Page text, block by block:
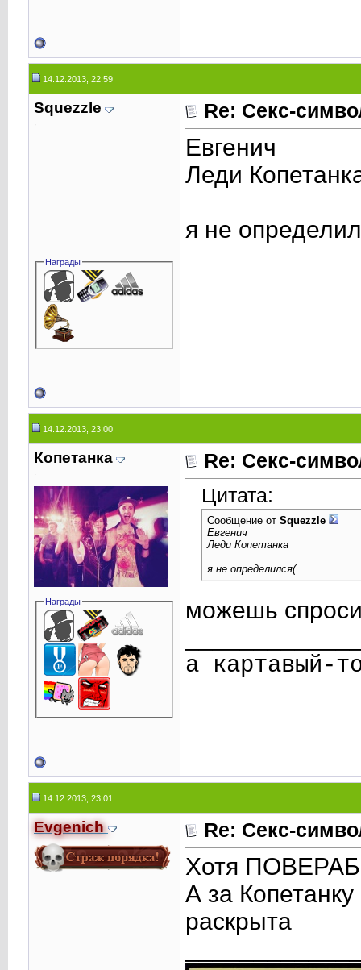
14.12.2013, 22:59
Squezzle
Награды
Re: Секс-
Евгенич
Леди
я не
14.12.2013, 23:00
Копетанка
Награды
Re: Секс-
Цитата:
Сообщение от Squezzle
Евгенич
Леди Копетанка
я не определился(
можешь
а картавый-
14.12.2013, 23:01
Evgenich Re: Секс-
Хотя ПОВЕРАБ
А за
раскрыта